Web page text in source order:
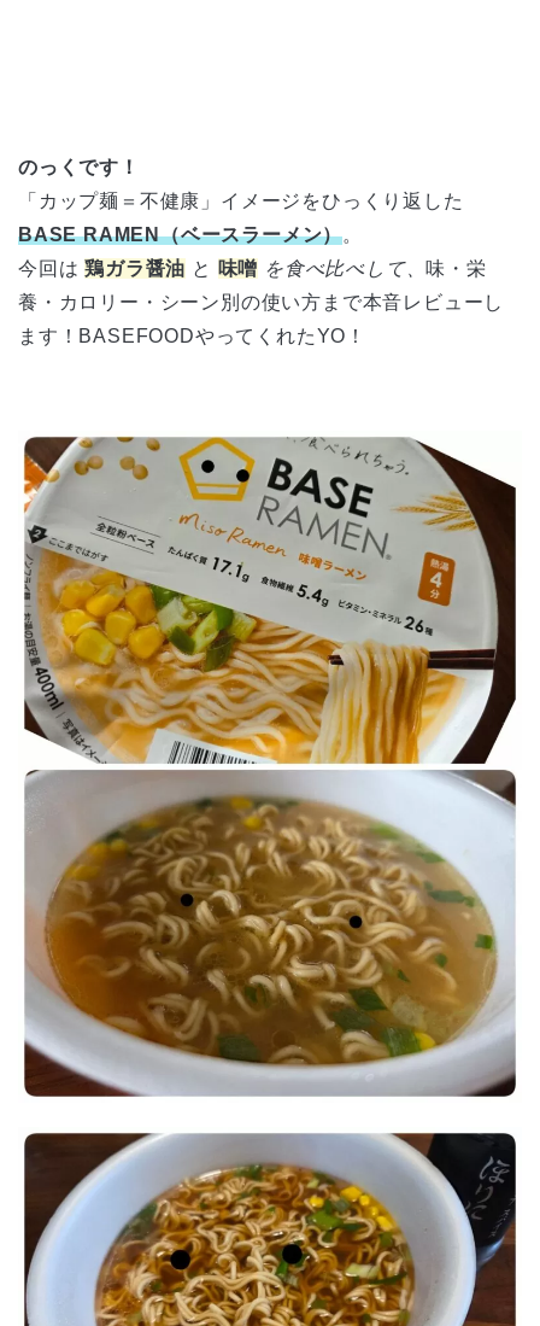
のっくです！
「カップ麺＝不健康」イメージをひっくり返した
BASE RAMEN（ベースラーメン）。
今回は鶏ガラ醤油 と 味噌 を食べ比べして、 味・栄
養・カロリー・シーン別の使い方まで本音レビューし
ます！BASEFOODやってくれたYO！